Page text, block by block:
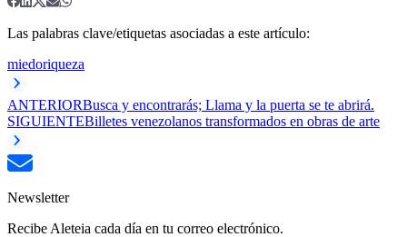
Las palabras clave/etiquetas asociadas a este artículo:
miedoriqueza
ANTERIORBusca y encontrarás; Llama y la puerta se te abrirá.
SIGUIENTEBilletes venezolanos transformados en obras de arte
Newsletter
Recibe Aleteia cada día en tu correo electrónico.